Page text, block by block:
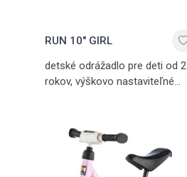
RUN 10" GIRL
detské odrážadlo pre deti od 2
rokov, výškovo nastaviteľné